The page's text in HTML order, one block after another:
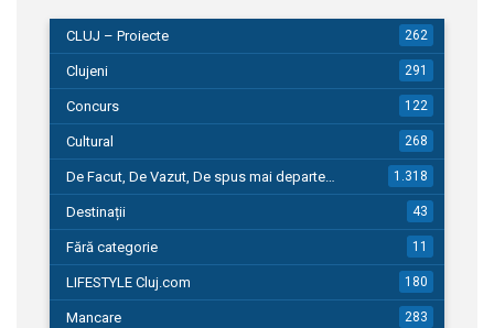
CLUJ – Proiecte 262
Clujeni 291
Concurs 122
Cultural 268
De Facut, De Vazut, De spus mai departe… 1.318
Destinații 43
Fără categorie 11
LIFESTYLE Cluj.com 180
Mancare 283